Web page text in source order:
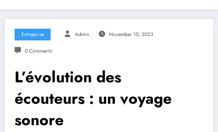
Entreprise Admin November 10, 2023
0 Comments
L’évolution des
écouteurs : un voyage
sonore